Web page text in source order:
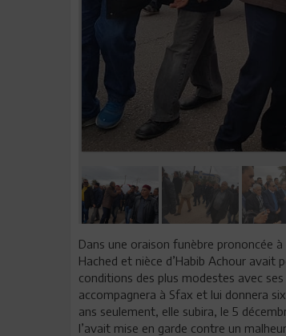
Dans une oraison funèbre prononcée
Hached et nièce d’Habib Achour avait
conditions des plus modestes avec
accompagnera à Sfax et lui donnera
ans seulement, elle subira, le 5
l’avait mise en garde contre un